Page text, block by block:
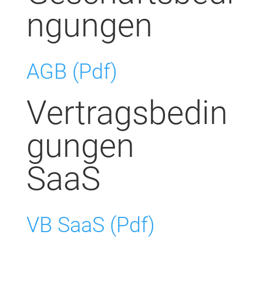
ngungen
AGB (Pdf)
Vertragsbedin
gungen
SaaS
VB SaaS (Pdf)